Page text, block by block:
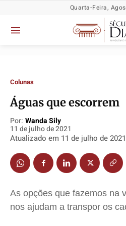
Política
Socioeconômicas
TV Século
Justiça
Segurança
Política
Socioeconômicas
TV Século
Justiça
Segurança
Política
Socioeconômicas
TV Século
Justiça
Segurança
Política
Socioeconômicas
TV Século
Justiça
Segurança
Quarta-Feira,
Colunas
Águas que escorrem
Por: Wanda Sily
11 de julho de 2021
Atualizado em 11 de julho de 2021
As opções que fazemos na
nos ajudam a transpor os